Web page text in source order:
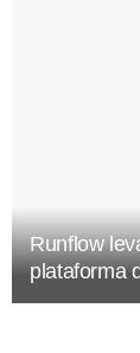
Runflow
plataforma